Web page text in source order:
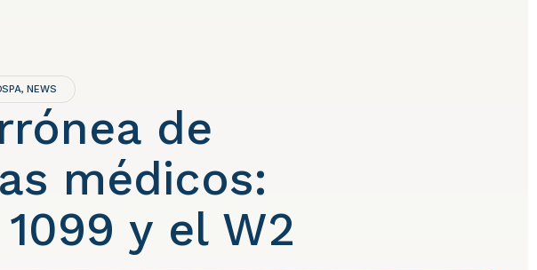
,NEWS
de
médicos:
y el W2